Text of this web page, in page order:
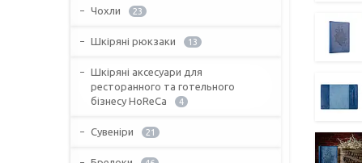
Чохли 23
Шкіряні рюкзаки 13
Шкіряні аксесуари для
ресторанного та готельного
бізнесу HoReCa
4
Сувеніри 21